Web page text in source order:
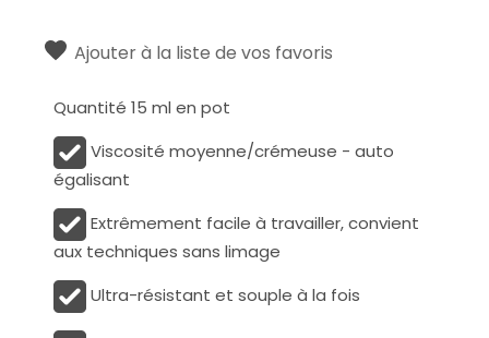
Ajouter à la liste de vos favoris
Quantité 15 ml en pot
Viscosité moyenne/crémeuse - auto
égalisant
Extrêmement facile à travailler, convient
aux techniques sans limage
Ultra-résistant et souple à la fois